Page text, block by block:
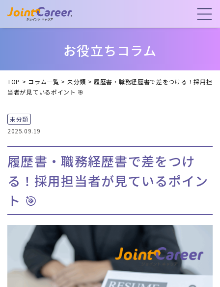
お役立ちコラム
TOP > コラム一覧 > 未分類 > 履歴書・職務経歴書で差をつける！採用担
当者が見ているポイント 🎯
未分類
2025.09.19
履歴書・職務経歴書で差をつけ
る！採用担当者が見ているポイン
ト 🎯